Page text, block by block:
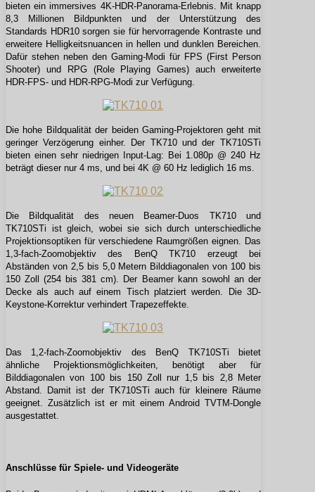
bieten ein immersives 4K-HDR-Panorama-Erlebnis. Mit knapp
8,3 Millionen Bildpunkten und der Unterstützung des
Standards HDR10 sorgen sie für hervorragende Kontraste und
erweitere Helligkeitsnuancen in hellen und dunklen Bereichen.
Dafür stehen neben den Gaming-Modi für FPS (First Person
Shooter) und RPG (Role Playing Games) auch erweiterte
HDR-FPS- und HDR-RPG-Modi zur Verfügung.
Die hohe Bildqualität der beiden Gaming-Projektoren geht mit
geringer Verzögerung einher. Der TK710 und der TK710STi
bieten einen sehr niedrigen Input-Lag: Bei 1.080p @ 240 Hz
beträgt dieser nur 4 ms, und bei 4K @ 60 Hz lediglich 16 ms.
Die Bildqualität des neuen Beamer-Duos TK710 und
TK710STi ist gleich, wobei sie sich durch unterschiedliche
Projektionsoptiken für verschiedene Raumgrößen eignen. Das
1,3-fach-Zoomobjektiv des BenQ TK710 erzeugt bei
Abständen von 2,5 bis 5,0 Metern Bilddiagonalen von 100 bis
150 Zoll (254 bis 381 cm). Der Beamer kann sowohl an der
Decke als auch auf einem Tisch platziert werden. Die 3D-
Keystone-Korrektur verhindert Trapezeffekte.
Das 1,2-fach-Zoomobjektiv des BenQ TK710STi bietet
ähnliche Projektionsmöglichkeiten, benötigt aber für
Bilddiagonalen von 100 bis 150 Zoll nur 1,5 bis 2,8 Meter
Abstand. Damit ist der TK710STi auch für kleinere Räume
geeignet. Zusätzlich ist er mit einem Android TVTM-Dongle
ausgestattet.
Anschlüsse für Spiele- und Videogeräte